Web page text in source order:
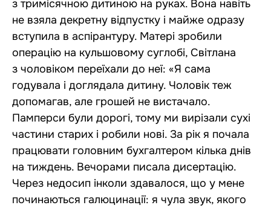
з тримісячною дитиною на руках. Вона навіть
не взяла декретну відпустку і майже одразу
вступила в аспірантуру. Матері зробили
операцію на кульшовому суглобі, Світлана
з чоловіком переїхали до неї: «Я сама
годувала і доглядала дитину. Чоловік теж
допомагав, але грошей не вистачало.
Памперси були дорогі, тому ми вирізали сухі
частини старих і робили нові. За рік я почала
працювати головним бухгалтером кілька днів
на тиждень. Вечорами писала дисертацію.
Через недосип інколи здавалося, що у мене
починаються галюцинації: я чула звук, якого